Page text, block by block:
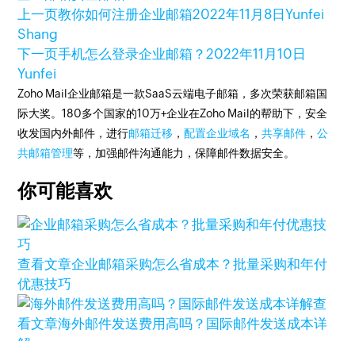
上一页教你如何注册企业邮箱2022年11月8日Yunfei
Shang
下一页手机怎么登录企业邮箱？2022年11月10日
Yunfei
Zoho Mail企业邮箱是一款SaaS云端电子邮箱，多次荣获邮箱国
际大奖。180多个国家的10万+企业在Zoho Mail的帮助下，安全
收发国内外邮件，进行邮箱迁移 ，配置企业域名 ，共享邮件 ，公
共邮箱管理等，加强邮件沟通能力，保障邮件数据安全。
你可能喜欢
查看文章企业邮箱采购怎么省成本？批量采购和年付
优惠技巧
查
看文章海外邮件发送费用高吗？国际邮件发送成本详